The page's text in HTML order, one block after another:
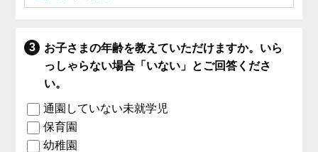
お子さまの年齢を教えていただけますか。いら
っしゃらない場合「いない」とご回答くださ
い。
通園していない未就学児
保育園
幼稚園